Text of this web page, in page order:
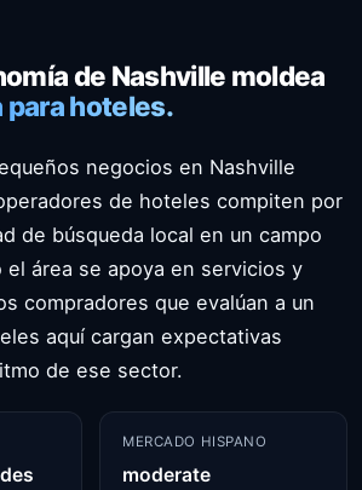
de Nashville moldea
para hoteles.
negocios en Nashville
de hoteles compiten por
de búsqueda local en un campo
el área se apoya en servicios y
compradores que evalúan a un
aquí cargan expectativas
de ese sector.
MERCADO HISPANO
moderate